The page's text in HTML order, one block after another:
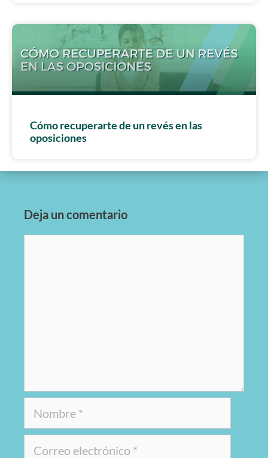
Cómo recuperarte de un revés en las
oposiciones
Deja un comentario